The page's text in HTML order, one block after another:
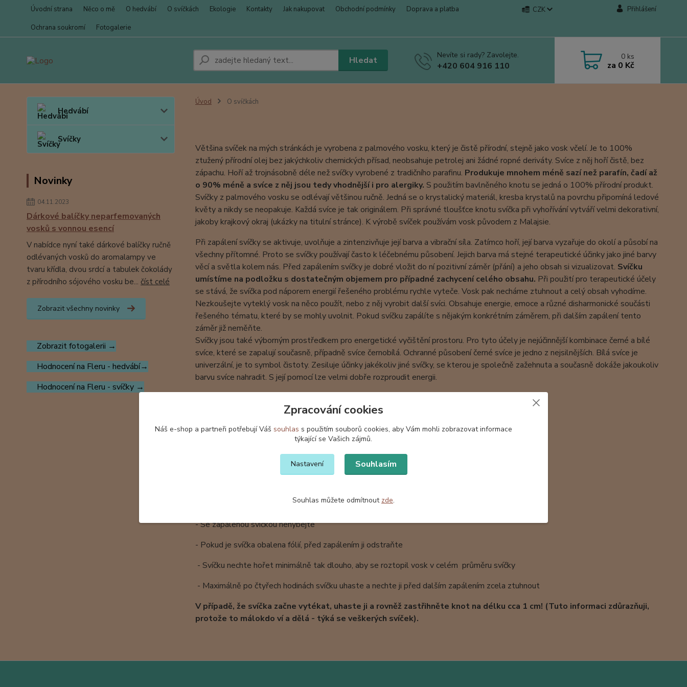
Úvodní strana Něco o mě O hedvábí O svíčkách Ekologie Kontakty Jak nakupovat Obchodní podmínky
Doprava a platba
Ochrana soukromí
Fotogalerie
CZK Přihlášení
Hledat Nevíte si rady? Zavolejte.
+420 604 916 110
0 ks
za 0 Kč
Hedvábí
Svíčky
Novinky
04.11.2023
Dárkové balíčky neparfemovaných
vosků s vonnou esencí
V nabídce nyní také dárkové balíčky ručně
odlévaných vosků do aromalampy ve
tvaru křídla, dvou srdcí a tabulek čokolády
z přírodního sójového vosku be... číst celé
Zobrazit všechny novinky
Zobrazit fotogalerii →
Hodnocení na Fleru - hedvábí→
Hodnocení na Fleru - svíčky →
Úvod O svíčkách
Většina svíček na mých stránkách je vyrobena z palmového vosku, který je čistě přírodní, stejně jako vosk včelí. Je to 100%
ztužený přírodní olej bez jakýchkoliv chemických přísad, neobsahuje petrolej ani žádné ropné deriváty. Svíce z něj hoří čistě, bez
zápachu. Hoří až trojnásobně déle než svíčky vyrobené z tradičního parafinu. Produkuje mnohem méně sazí než parafín, čadí až
o 90% méně a svíce z něj jsou tedy vhodnější i pro alergiky. S použitím bavlněného knotu se jedná o 100% přírodní produkt.
Svíčky z palmového vosku se odlévají většinou ručně. Jedná se o krystalický materiál, kresba krystalů na povrchu připomíná ledové
květy a nikdy se neopakuje. Každá svíce je tak originálem. Při správné tloušťce knotu svíčka při vyhořívání vytváří velmi dekorativní,
jakoby krajkový okraj (ukázky na titulní stránce). K výrobě svíček používám vosk původem z Malajsie.
Při zapálení svíčky se aktivuje, uvolňuje a zintenzivňuje její barva a vibrační síla. Zatímco hoří, její barva vyzařuje do okolí a působí na
všechny přítomné. Proto se svíčky používají často k léčebnému působení. Jejich barva má stejné terapeutické účinky jako jiné barvy
věcí a světla kolem nás. Před zapálením svíčky je dobré vložit do ní pozitivní záměr (přání) a jeho obsah si vizualizovat. Svíčku
umístíme na podložku s dostatečným objemem pro případné zachycení celého obsahu. Při použití pro terapeutické účely
se stává, že svíčka pod náporem energií řešeného problému rychle vyteče. Vosk pak necháme ztuhnout a celý obsah vyhodíme.
Nezkoušejte vyteklý vosk na něco použít, nebo z něj vyrobit další svíci. Obsahuje energie, emoce a různé disharmonické součásti
řešeného tématu, které by se mohly uvolnit. Pokud svíčku zapálíte s nějakým konkrétním záměrem, při dalším zapálení tento
záměr již neměňte.
Svíčky jsou také výborným prostředkem pro energetické vyčištění prostoru. Pro tyto účely je nejúčinnější kombinace černé a bílé
svíce, které se zapalují současně, případně svíce černobílá. Ochranné působení černé svíce je jedno z nejsilnějších. Bílá svíce je
univerzální, je to symbol čistoty. Zesiluje účinky jakékoliv jiné svíčky, se kterou je společně zažehnuta a současně dokáže jakoukoliv
barvu svíce nahradit. S její pomocí lze velmi dobře rozproudit energii.
Bezpečnostní pokyny pro použití svíček:
- Nikdy nenechávejte svíčku hořet bez dozoru
- Používejte ve větraných místnostech bez průvanu
- Svíčku umístěte rovně do stabilní polohy
- Nestavte svíčky těsně vedle sebe
- Se zapálenou svíčkou nehýbejte
- Pokud je svíčka obalena fólií, před zapálením ji odstraňte
- Svíčku nechte hořet minimálně tak dlouho, aby se roztopil vosk v celém průměru svíčky
- Maximálně po čtyřech hodinách svíčku uhaste a nechte ji před dalším zapálením zcela ztuhnout
V případě, že svíčka začne vytékat, uhaste ji a rovněž zastřihněte knot na délku cca 1 cm! (Tuto informaci zdůrazňuji,
protože to málokdo ví a dělá - týká se veškerých svíček).
Zpracování cookies
Náš e-shop a partneři potřebují Váš souhlas s použitím souborů cookies, aby Vám mohli zobrazovat informace
týkající se Vašich zájmů.
Nastavení Souhlasím
Souhlas můžete odmítnout zde.